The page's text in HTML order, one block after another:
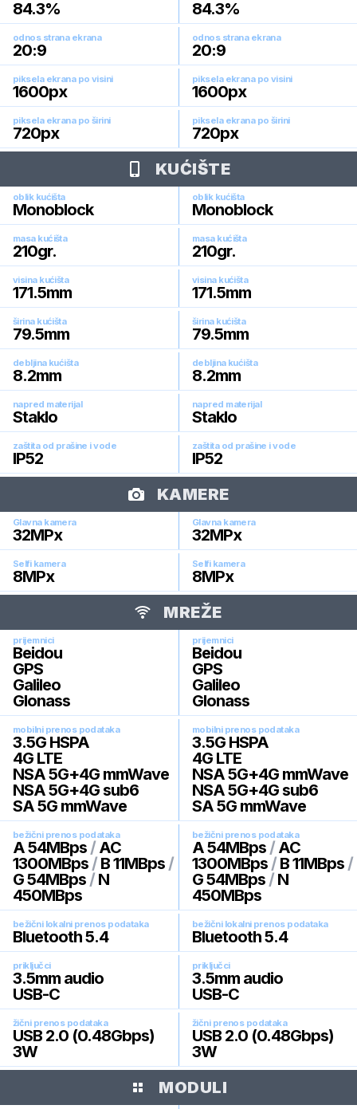
84.3% 84.3%
odnos strana ekrana
20:9
odnos strana ekrana
20:9
piksela ekrana po visini
1600px
piksela ekrana po visini
1600px
piksela ekrana po širini
720px
piksela ekrana po širini
720px
KUĆIŠTE
oblik kućišta
Monoblock
oblik kućišta
Monoblock
masa kućišta
210gr.
masa kućišta
210gr.
visina kućišta
171.5mm
visina kućišta
171.5mm
širina kućišta
79.5mm
širina kućišta
79.5mm
debljina kućišta
8.2mm
debljina kućišta
8.2mm
napred materijal
Staklo
napred materijal
Staklo
zaštita od prašine i vode
IP52
zaštita od prašine i vode
IP52
KAMERE
Glavna kamera
32MPx
Glavna kamera
32MPx
Selfi kamera
8MPx
Selfi kamera
8MPx
MREŽE
prijemnici
Beidou
GPS
Galileo
Glonass
prijemnici
Beidou
GPS
Galileo
Glonass
mobilni prenos podataka
3.5G HSPA
4G LTE
NSA 5G+4G mmWave
NSA 5G+4G sub6
SA 5G mmWave
mobilni prenos podataka
3.5G HSPA
4G LTE
NSA 5G+4G mmWave
NSA 5G+4G sub6
SA 5G mmWave
bežični prenos podataka
A 54MBps / AC
1300MBps / B 11MBps /
G 54MBps / N
450MBps
bežični prenos podataka
A 54MBps / AC
1300MBps / B 11MBps /
G 54MBps / N
450MBps
bežični lokalni prenos podataka
Bluetooth 5.4
bežični lokalni prenos podataka
Bluetooth 5.4
priključci
3.5mm audio
USB-C
priključci
3.5mm audio
USB-C
žični prenos podataka
USB 2.0 (0.48Gbps)
3W
žični prenos podataka
USB 2.0 (0.48Gbps)
3W
MODULI